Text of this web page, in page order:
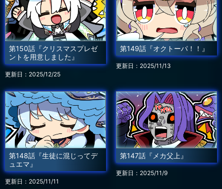
第150話『クリスマスプレゼ
ントを用意しました』
更新日：2025/12/25
第149話『オクトーパ！！』
更新日：2025/11/13
第148話『生徒に混じってデ
ュエマ』
更新日：2025/11/11
第147話『メカ父上』
更新日：2025/11/9